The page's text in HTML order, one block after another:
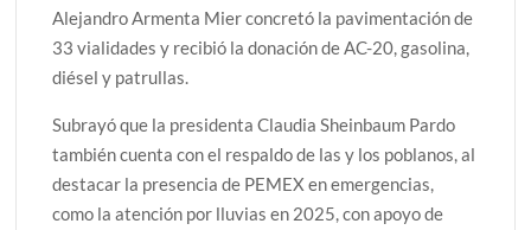
Alejandro Armenta Mier concretó la pavimentación de
33 vialidades y recibió la donación de AC-20, gasolina,
diésel y patrullas.
Subrayó que la presidenta Claudia Sheinbaum Pardo
también cuenta con el respaldo de las y los poblanos, al
destacar la presencia de PEMEX en emergencias,
como la atención por lluvias en 2025, con apoyo de